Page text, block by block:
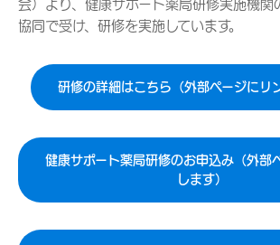
会）より、健康サポート薬局研修実施機関
協同で受け、研修を実施しています。
研修の詳細はこちら（外部ページにリ
健康サポート薬局研修のお申込み（外部
します）